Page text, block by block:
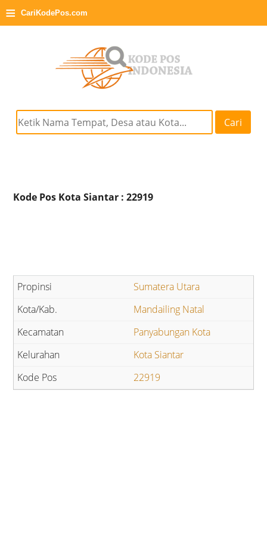
≡ CariKodePos.com
Cari
Kode Pos Kota Siantar : 22919
Sumatera Utara
Mandailing Natal
Panyabungan Kota
Kota Siantar
22919